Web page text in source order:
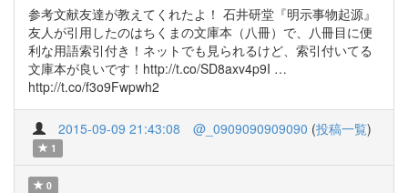
参考文献友達が教えてくれたよ！ 石井研堂『明示事物起源』
友人が引用したのはちくまの文庫本（八冊）で、八冊目に便
利な用語索引付き！ネットでも見られるけど、索引付いてる
文庫本が良いです！http://t.co/SD8axv4p9I …
http://t.co/f3o9Fwpwh2
2015-09-09 21:43:08 @_0909090909090 (投稿一覧)
1
0